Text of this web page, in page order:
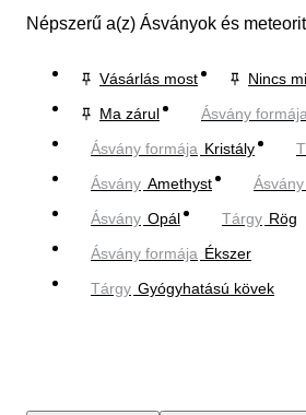
Népszerű a(z) Ásványok és
Vásárlás most
Nincs
Ma zárul
Ásvány formája
Ásvány formája Kristály
Ásvány Amethyst
Ásvány Opál Tárgy Rög
Ásvány formája Ékszer
Tárgy Gyógyhatású kövek